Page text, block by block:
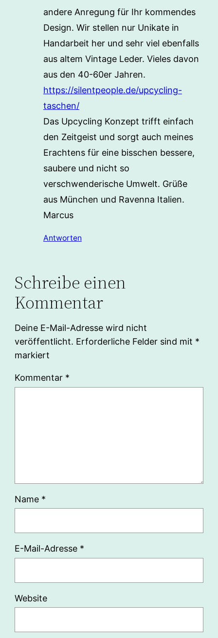
andere Anregung für Ihr kommendes
Design. Wir stellen nur Unikate in
Handarbeit her und sehr viel ebenfalls
aus altem Vintage Leder. Vieles davon
aus den 40-60er Jahren.
https://silentpeople.de/upcycling-
taschen/
Das Upcycling Konzept trifft einfach
den Zeitgeist und sorgt auch meines
Erachtens für eine bisschen bessere,
saubere und nicht so
verschwenderische Umwelt. Grüße
aus München und Ravenna Italien.
Marcus
Antworten
Schreibe einen
Kommentar
Deine E-Mail-Adresse wird nicht
veröffentlicht. Erforderliche Felder sind mit *
markiert
Kommentar *
Name *
E-Mail-Adresse *
Website